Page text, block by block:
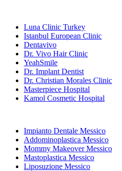
Luna Clinic Turkey
Istanbul European Clinic
Dentavivo
Dr. Vivo Hair Clinic
YeahSmile
Dr. Implant Dentist
Dr. Christian Morales Clinic
Masterpiece Hospital
Kamol Cosmetic Hospital
Impianto Dentale Messico
Addominoplastica Messico
Mommy Makeover Messico
Mastoplastica Messico
Liposuzione Messico